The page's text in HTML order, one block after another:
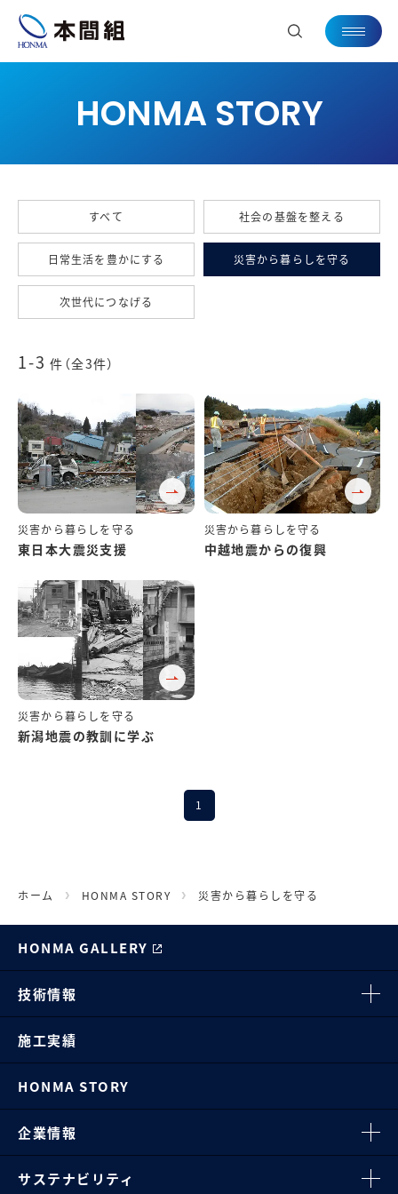
HONMA STORY
すべて 社会の基盤を整える
日常生活を豊かにする 災害から暮らしを守る
次世代につなげる
1-3 件（全3件）
東日本大震災支援 中越地震からの復興
新潟地震の教訓に学ぶ
1
ホーム HONMA STORY 災害から暮らしを守る
HONMA GALLERY
技術情報
施工実績
HONMA STORY
企業情報
サステナビリティ